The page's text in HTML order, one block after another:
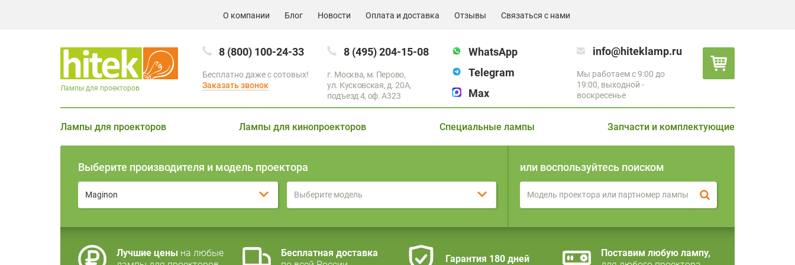
О компании Блог Новости Оплата и доставка Отзывы Связаться с нами
8 (800) 100-24-33
Бесплатно даже с сотовых!
Заказать звонок
8 (495) 204-15-08
г. Москва, м. Перово,
ул. Кусковская, д. 20А,
подъезд 4, оф. A323
WhatsApp
Telegram
Max
info@hiteklamp.ru
Мы работаем с 9:00 до
19:00, выходной -
воскресенье
Лампы для проекторов
Лампы для проекторов Лампы для кинопроекторов Специальные лампы Запчасти и комплектующие
Выберите производителя и модель проектора
Maginon Выберите модель
или воспользуйтесь поиском
Лучшие цены на любые
Бесплатная доставка
Гарантия 180 дней
Поставим любую лампу,